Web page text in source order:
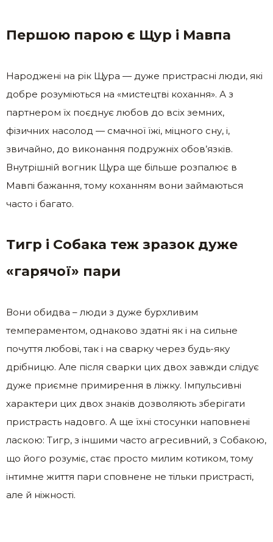
Першою парою є Щур і Мавпа
Народжені на рік Щура — дуже пристрасні люди, які
добре розуміються на «мистецтві кохання». А з
партнером їх поєднує любов до всіх земних,
фізичних насолод — смачної їжі, міцного сну, і,
звичайно, до виконання подружніх обов’язків.
Внутрішній вогник Щура ще більше розпалює в
Мавпі бажання, тому коханням вони займаються
часто і багато.
Тигр і Собака теж зразок дуже
«гарячої» пари
Вони обидва – люди з дуже бурхливим
темпераментом, однаково здатні як і на сильне
почуття любові, так і на сварку через будь-яку
дрібницю. Але після сварки цих двох завжди слідує
дуже приємне примирення в ліжку. Імпульсивні
характери цих двох знаків дозволяють зберігати
пристрасть надовго. А ще їхні стосунки наповнені
ласкою: Тигр, з іншими часто агресивний, з Собакою,
що його розуміє, стає просто милим котиком, тому
інтимне життя пари сповнене не тільки пристрасті,
але й ніжності.